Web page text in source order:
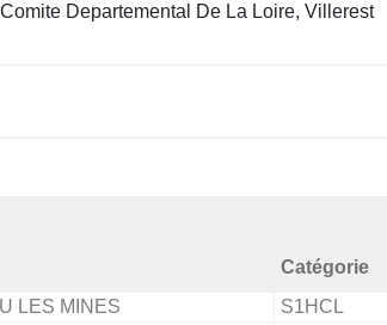
Departemental De La Loire, Villerest
Catégorie
LES MINES S1HCL